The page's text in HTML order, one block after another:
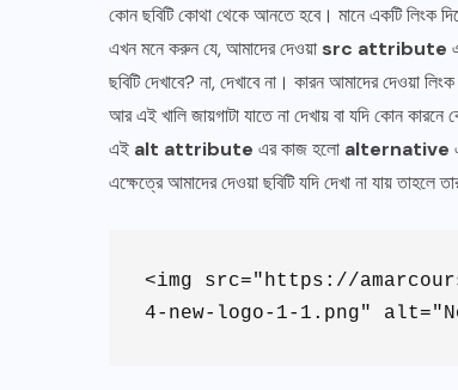
কোন ছবিটি কোথা থেকে আনতে হবে। মানে একটি লিংক
এখন মনে করুন যে, আমাদের দেওয়া src attribute
ছবিটি দেখাবে? না, দেখাবে না। কারন আমাদের দেওয়া
আর এই খালি জায়গাটা যাতে না দেখায় বা যদি কোন
এই alt attribute এর কাজ হলো alternative
এক্ষেত্রে আমাদের দেওয়া ছবিটি যদি দেখা না যায়
<img src="https://
4-new-logo-1-1.png"